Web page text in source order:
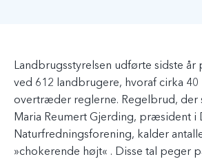
Landbrugsstyrelsen udførte sidste år
ved 612 landbrugere, hvoraf cirka
overtræder reglerne. Regelbrud, der
Maria Reumert Gjerding, præsident i
Naturfredningsforening, kalder
»chokerende højt« . Disse tal peger